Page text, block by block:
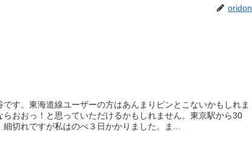
oridon
す。東海道線ユーザーの方はあんまりピンとこないかもしれま
おおっ！と思っていただけるかもしれません。東京駅から30
切れですが私はのべ３日かかりました。ま...